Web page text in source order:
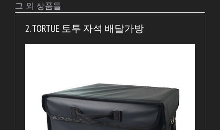
그 외 상품들
2. TORTUE 토투 자석 배달가방